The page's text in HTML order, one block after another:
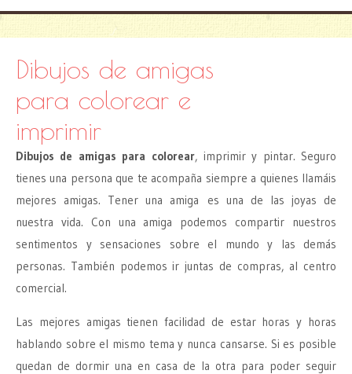
Dibujos de amigas
para colorear e
imprimir
Dibujos de amigas para colorear, imprimir y pintar. Seguro
tienes una persona que te acompaña siempre a quienes llamáis
mejores amigas. Tener una amiga es una de las joyas de
nuestra vida. Con una amiga podemos compartir nuestros
sentimentos y sensaciones sobre el mundo y las demás
personas. También podemos ir juntas de compras, al centro
comercial.
Las mejores amigas tienen facilidad de estar horas y horas
hablando sobre el mismo tema y nunca cansarse. Si es posible
quedan de dormir una en casa de la otra para poder seguir